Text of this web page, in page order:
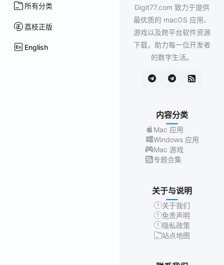
所有分类
荔枝正版
English
Digit77.com 致力于提供
最优质的 macOS 应用、
游戏以及跨平台软件资源
下载，助力每一位开发者
的数字生活。
内容分类
Mac 应用
Windows 应用
Mac 游戏
专题合集
关于与说明
关于我们
免责声明
隐私政策
站点地图